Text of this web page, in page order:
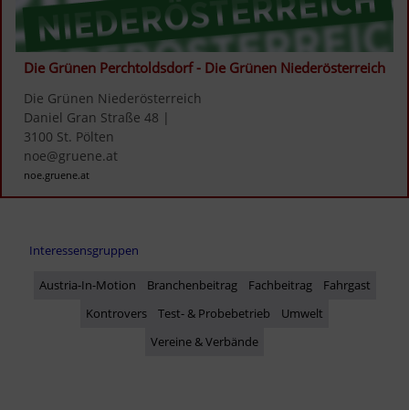
Die Grünen Perchtoldsdorf - Die Grünen Niederösterreich
Die Grünen Niederösterreich
Daniel Gran Straße 48 |
3100 St. Pölten
noe@gruene.at
noe.gruene.at
Interessensgruppen
Austria-In-Motion Branchenbeitrag Fachbeitrag
Fahrgast
Kontrovers
Test- & Probebetrieb
Umwelt
Vereine & Verbände